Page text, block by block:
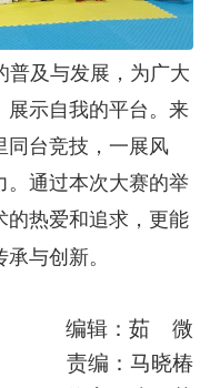
普及与发展，‌为广大
展示自我的平台。‌来
台竞技， ‌一展风
。‌通过本次大赛的举
的热爱和追求，‌更能
与创新。
编辑：茹 微
责编：马晓椿